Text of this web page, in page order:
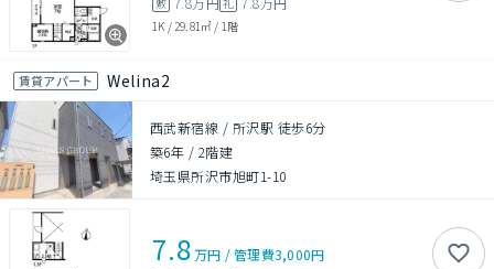
1K / 29.81㎡ / 1階
賃貸アパート Welina2
西武新宿線 / 所沢駅 徒歩6分
築6年 / 2階建
埼玉県所沢市旭町1-10
7.8万円 /管理費3,000円